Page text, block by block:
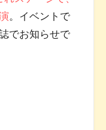
。イベントで
でお知らせで